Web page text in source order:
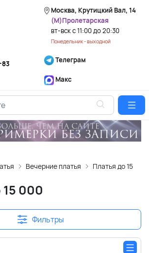
Москва, Крутицкий Вал, 14
(М)Пролетарская
вт-вск с 11:00 до 20:30
Понедельник - выходной
83 Телеграм
Макс
Вечерние платья Платья до 15 000
000
Фильтры